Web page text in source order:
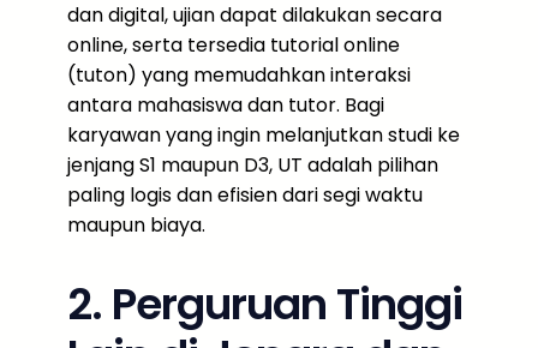
dan digital, ujian dapat dilakukan secara
online, serta tersedia tutorial online
(tuton) yang memudahkan interaksi
antara mahasiswa dan tutor. Bagi
karyawan yang ingin melanjutkan studi ke
jenjang S1 maupun D3, UT adalah pilihan
paling logis dan efisien dari segi waktu
maupun biaya.
2. Perguruan Tinggi